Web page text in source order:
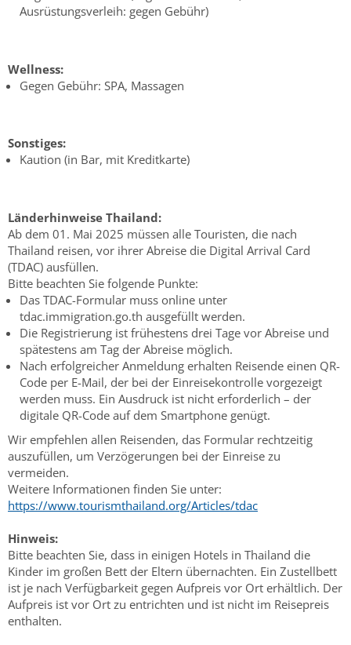
Ausrüstungsverleih: gegen Gebühr)
Wellness:
Gegen Gebühr: SPA, Massagen
Sonstiges:
Kaution (in Bar, mit Kreditkarte)
Länderhinweise Thailand:
Ab dem 01. Mai 2025 müssen alle Touristen, die nach
Thailand reisen, vor ihrer Abreise die Digital Arrival Card
(TDAC) ausfüllen.
Bitte beachten Sie folgende Punkte:
Das TDAC-Formular muss online unter
tdac.immigration.go.th ausgefüllt werden.
Die Registrierung ist frühestens drei Tage vor Abreise und
spätestens am Tag der Abreise möglich.
Nach erfolgreicher Anmeldung erhalten Reisende einen QR-
Code per E-Mail, der bei der Einreisekontrolle vorgezeigt
werden muss. Ein Ausdruck ist nicht erforderlich – der
digitale QR-Code auf dem Smartphone genügt.
Wir empfehlen allen Reisenden, das Formular rechtzeitig
auszufüllen, um Verzögerungen bei der Einreise zu
vermeiden.
Weitere Informationen finden Sie unter:
https://www.tourismthailand.org/Articles/tdac
Hinweis:
Bitte beachten Sie, dass in einigen Hotels in Thailand die
Kinder im großen Bett der Eltern übernachten. Ein Zustellbett
ist je nach Verfügbarkeit gegen Aufpreis vor Ort erhältlich. Der
Aufpreis ist vor Ort zu entrichten und ist nicht im Reisepreis
enthalten.